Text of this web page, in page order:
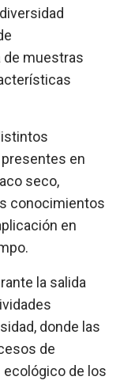
de muestras
en
seco,
conocimientos
en
la salida
donde las
de
de los